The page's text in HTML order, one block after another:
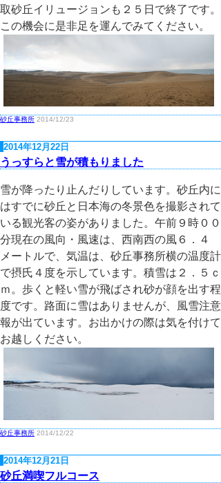
取砂丘イリュージョンも２５日で終了です。
この機会に是非足を運んでみてください。
砂丘事務所 2014/12/23
2014年12月22日
うっすらと雪が積もりました
雪が降ったり止んだりしています。砂丘内に
はすでに砂丘と日本海の冬景色を撮影されて
いる観光客の姿がありました。午前９時００
分現在の風向・風速は、西南西の風６．４
メートルで、気温は、砂丘事務所横の温度計
で摂氏４度を示しています。積雪は２．５ｃ
ｍ。歩くと軽い雪が飛ばされ砂が顔を出す程
度です。路面に雪はありませんが、風雪注意
報が出ています。お出かけの際は気を付けて
お越しください。
砂丘事務所 2014/12/22
2014年12月21日
砂丘満喫フルコース